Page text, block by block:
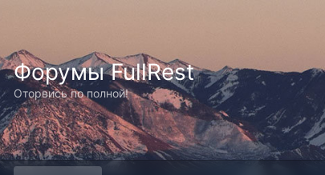
Форумы FullRest
Оторвись по полной!